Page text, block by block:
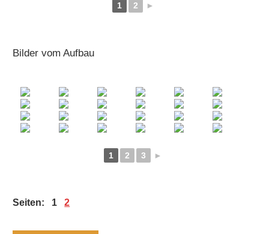
1 2 ►
Bilder vom Aufbau
1 2 3 ►
Seiten: 1 2